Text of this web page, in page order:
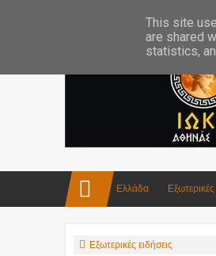
Ελλάδα Εξωτερικές
Εξωτερικές ειδήσεις
This site
are shared
statistics,